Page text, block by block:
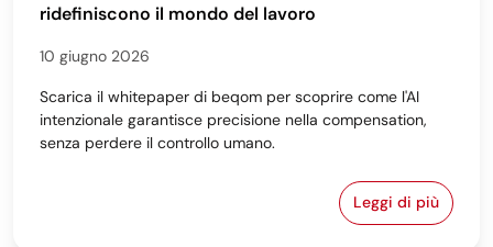
ridefiniscono il mondo del lavoro
10 giugno 2026
Scarica il whitepaper di beqom per scoprire come l'AI
intenzionale garantisce precisione nella compensation,
senza perdere il controllo umano.
Leggi di più
Lo stato